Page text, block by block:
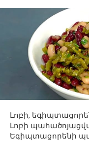
Լոբի,
Լոբի
Եգիպտացորենի